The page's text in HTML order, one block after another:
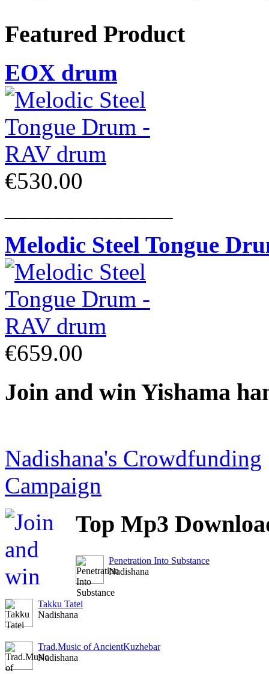
Featured Product
EOX drum
€530.00
Melodic Steel Tongue
€659.00
Join and win Yishama
Nadishana's Crowdfunding
Campaign
Top Mp3
Penetration Into Substance
Nadishana
Takku Tatei
Nadishana
Trad.Music of AncientKuzhebar
Nadishana